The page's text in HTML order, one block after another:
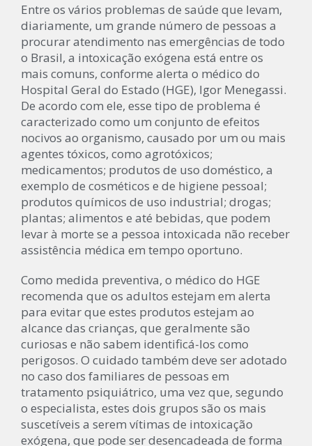
Entre os vários problemas de saúde que levam,
diariamente, um grande número de pessoas a
procurar atendimento nas emergências de todo
o Brasil, a intoxicação exógena está entre os
mais comuns, conforme alerta o médico do
Hospital Geral do Estado (HGE), Igor Menegassi.
De acordo com ele, esse tipo de problema é
caracterizado como um conjunto de efeitos
nocivos ao organismo, causado por um ou mais
agentes tóxicos, como agrotóxicos;
medicamentos; produtos de uso doméstico, a
exemplo de cosméticos e de higiene pessoal;
produtos químicos de uso industrial; drogas;
plantas; alimentos e até bebidas, que podem
levar à morte se a pessoa intoxicada não receber
assistência médica em tempo oportuno.
Como medida preventiva, o médico do HGE
recomenda que os adultos estejam em alerta
para evitar que estes produtos estejam ao
alcance das crianças, que geralmente são
curiosas e não sabem identificá-los como
perigosos. O cuidado também deve ser adotado
no caso dos familiares de pessoas em
tratamento psiquiátrico, uma vez que, segundo
o especialista, estes dois grupos são os mais
suscetíveis a serem vítimas de intoxicação
exógena, que pode ser desencadeada de forma